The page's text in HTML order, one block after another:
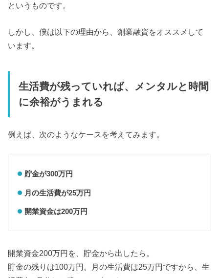
というものです。
しかし、僕は以下の理由から、創業融資をオススメして
います。
生活費が残っていれば、メンタルと時間
に余裕がうまれる
例えば、次のようなケースを考えてみます。
貯金が300万円
月の生活費が25万円
開業資金は200万円
開業資金200万円を、貯金から出したら。
貯金の残りは100万円。月の生活費は25万円ですから、生